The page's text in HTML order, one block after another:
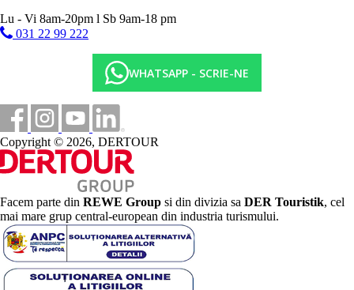
Lu - Vi 8am-20pm l Sb 9am-18 pm
031 22 99 222
WHATSAPP - SCRIE-NE
Copyright © 2026, DERTOUR
Facem parte din REWE Group si din divizia sa DER Touristik, cel
mai mare grup central-european din industria turismului.